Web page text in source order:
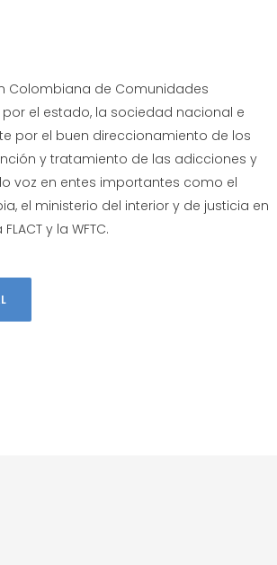
Colombiana de Comunidades
el estado, la sociedad nacional e
por el buen direccionamiento de los
y tratamiento de las adicciones y
voz en entes importantes como el
el ministerio del interior y de justicia en
y la WFTC.